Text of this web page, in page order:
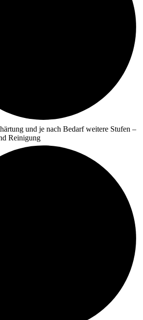
und je nach Bedarf weitere Stufen –
Reinigung